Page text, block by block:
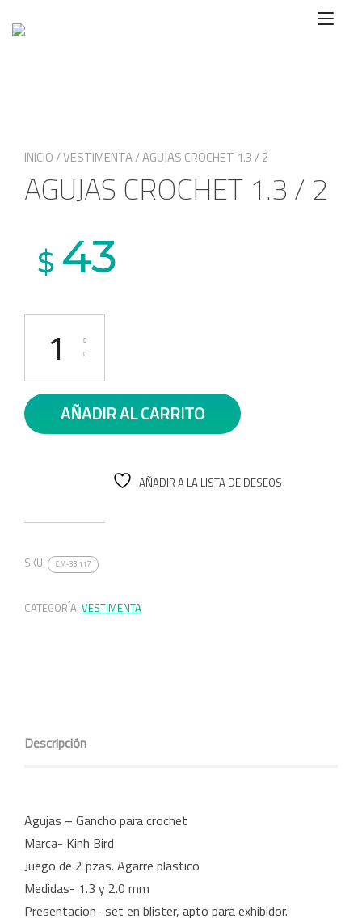
contenido
INICIO/VESTIMENTA/ AGUJAS CROCHET 1.3 / 2
AGUJAS CROCHET 1.3 / 2
$ 43
AGUJAS CROCHET 1.3 / 2 cantidad
AÑADIR AL CARRITO
AÑADIR A LA LISTA DE DESEOS
SKU: CM-33.117
CATEGORÍA: VESTIMENTA
Descripción
Agujas – Gancho para crochet
Marca- Kinh Bird
Juego de 2 pzas. Agarre plastico
Medidas- 1.3 y 2.0 mm
Presentacion- set en blister, apto para exhibidor.